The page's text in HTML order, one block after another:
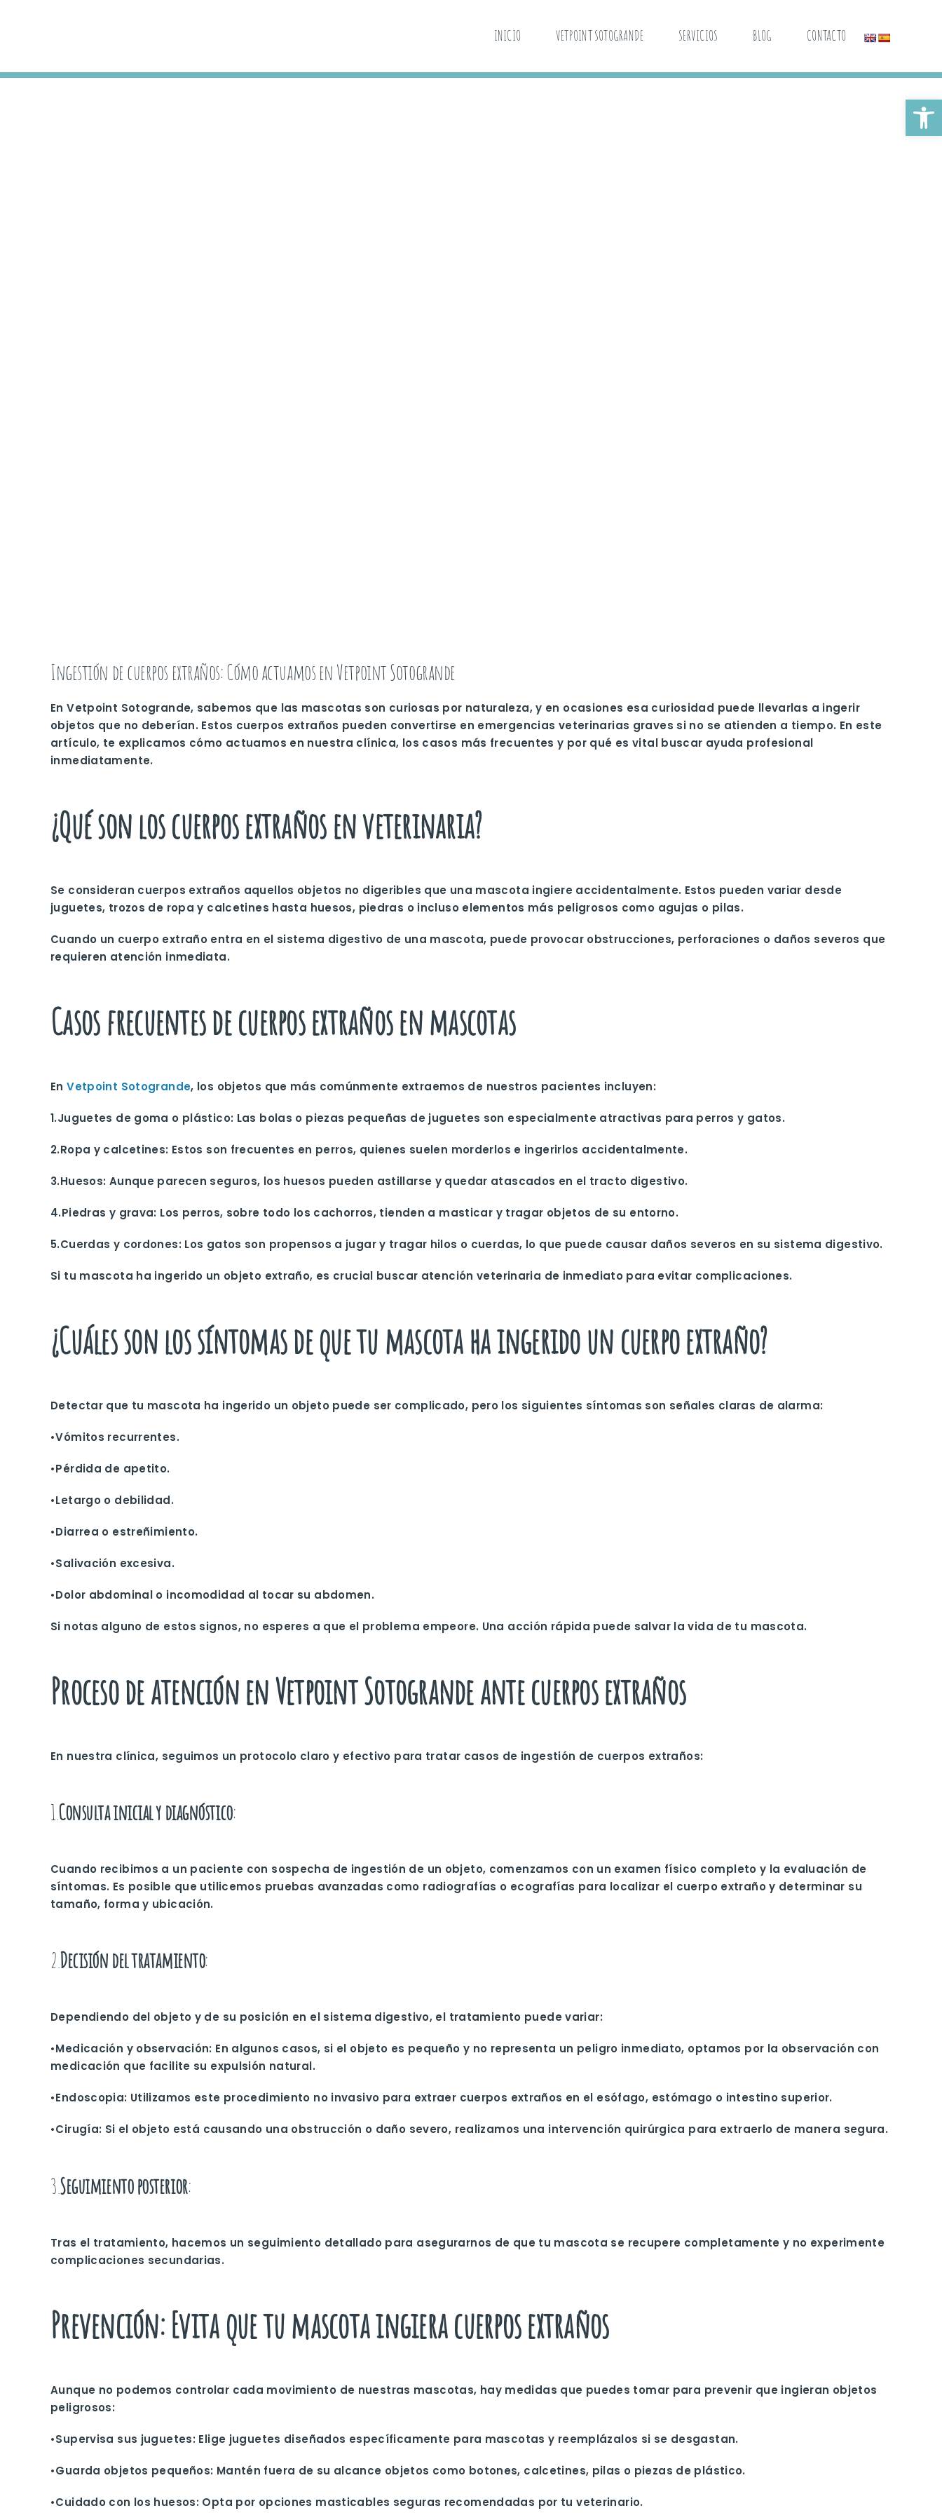
INICIO VETPOINT SOTOGRANDE SERVICIOS BLOG CONTACTO
Ingestión de cuerpos extraños: Cómo actuamos en Vetpoint Sotogrande
En Vetpoint Sotogrande, sabemos que las mascotas son curiosas por naturaleza, y en ocasiones esa curiosidad puede llevarlas a ingerir
objetos que no deberían. Estos cuerpos extraños pueden convertirse en emergencias veterinarias graves si no se atienden a tiempo. En este
artículo, te explicamos cómo actuamos en nuestra clínica, los casos más frecuentes y por qué es vital buscar ayuda profesional
inmediatamente.
¿Qué son los cuerpos extraños en veterinaria?
Se consideran cuerpos extraños aquellos objetos no digeribles que una mascota ingiere accidentalmente. Estos pueden variar desde
juguetes, trozos de ropa y calcetines hasta huesos, piedras o incluso elementos más peligrosos como agujas o pilas.
Cuando un cuerpo extraño entra en el sistema digestivo de una mascota, puede provocar obstrucciones, perforaciones o daños severos que
requieren atención inmediata.
Casos frecuentes de cuerpos extraños en mascotas
EnVetpoint Sotogrande, los objetos que más comúnmente extraemos de nuestros pacientes incluyen:
1.Juguetes de goma o plástico: Las bolas o piezas pequeñas de juguetes son especialmente atractivas para perros y gatos.
2.Ropa y calcetines: Estos son frecuentes en perros, quienes suelen morderlos e ingerirlos accidentalmente.
3.Huesos: Aunque parecen seguros, los huesos pueden astillarse y quedar atascados en el tracto digestivo.
4.Piedras y grava: Los perros, sobre todo los cachorros, tienden a masticar y tragar objetos de su entorno.
5.Cuerdas y cordones: Los gatos son propensos a jugar y tragar hilos o cuerdas, lo que puede causar daños severos en su sistema digestivo.
Si tu mascota ha ingerido un objeto extraño, es crucial buscar atención veterinaria de inmediato para evitar complicaciones.
¿Cuáles son los síntomas de que tu mascota ha ingerido un cuerpo extraño?
Detectar que tu mascota ha ingerido un objeto puede ser complicado, pero los siguientes síntomas son señales claras de alarma:
•Vómitos recurrentes.
•Pérdida de apetito.
•Letargo o debilidad.
•Diarrea o estreñimiento.
•Salivación excesiva.
•Dolor abdominal o incomodidad al tocar su abdomen.
Si notas alguno de estos signos, no esperes a que el problema empeore. Una acción rápida puede salvar la vida de tu mascota.
Proceso de atención en Vetpoint Sotogrande ante cuerpos extraños
En nuestra clínica, seguimos un protocolo claro y efectivo para tratar casos de ingestión de cuerpos extraños:
1.Consulta inicial y diagnóstico:
Cuando recibimos a un paciente con sospecha de ingestión de un objeto, comenzamos con un examen físico completo y la evaluación de
síntomas. Es posible que utilicemos pruebas avanzadas como radiografías o ecografías para localizar el cuerpo extraño y determinar su
tamaño, forma y ubicación.
2.Decisión del tratamiento:
Dependiendo del objeto y de su posición en el sistema digestivo, el tratamiento puede variar:
•Medicación y observación: En algunos casos, si el objeto es pequeño y no representa un peligro inmediato, optamos por la observación con
medicación que facilite su expulsión natural.
•Endoscopia: Utilizamos este procedimiento no invasivo para extraer cuerpos extraños en el esófago, estómago o intestino superior.
•Cirugía: Si el objeto está causando una obstrucción o daño severo, realizamos una intervención quirúrgica para extraerlo de manera segura.
3.Seguimiento posterior:
Tras el tratamiento, hacemos un seguimiento detallado para asegurarnos de que tu mascota se recupere completamente y no experimente
complicaciones secundarias.
Prevención: Evita que tu mascota ingiera cuerpos extraños
Aunque no podemos controlar cada movimiento de nuestras mascotas, hay medidas que puedes tomar para prevenir que ingieran objetos
peligrosos:
•Supervisa sus juguetes: Elige juguetes diseñados específicamente para mascotas y reemplázalos si se desgastan.
•Guarda objetos pequeños: Mantén fuera de su alcance objetos como botones, calcetines, pilas o piezas de plástico.
•Cuidado con los huesos: Opta por opciones masticables seguras recomendadas por tu veterinario.
Abrir